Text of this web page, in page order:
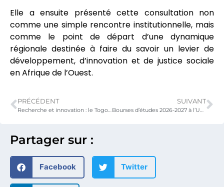
Partager sur :
Facebook Twitter
Elle a ensuite présenté cette consultation non
comme une simple rencontre institutionnelle, mais
comme le point de départ d’une dynamique
régionale destinée à faire du savoir un levier de
développement, d’innovation et de justice sociale
en Afrique de l’Ouest.
PRÉCÉDENT SUIVANT